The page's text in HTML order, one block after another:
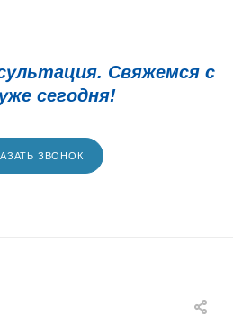
Свяжемся с
сегодня!
ЗВОНОК